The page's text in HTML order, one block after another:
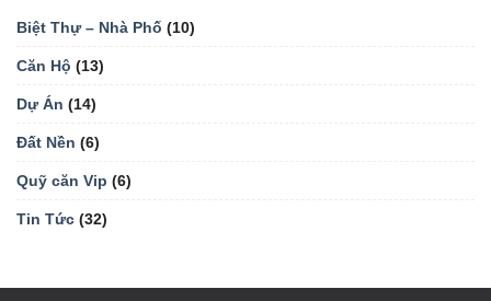
Biệt Thự – Nhà Phố (10)
Căn Hộ (13)
Dự Án (14)
Đất Nền (6)
Quỹ căn Vip (6)
Tin Tức (32)